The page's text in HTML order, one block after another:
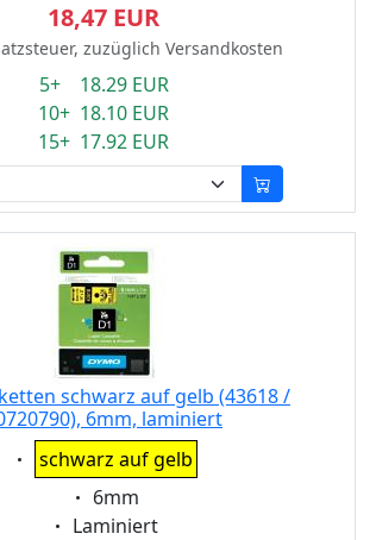
18,47 EUR
zuzüglich Versandkosten
5+ 18.29 EUR
10+ 18.10 EUR
15+ 17.92 EUR
schwarz auf gelb (43618 /
6mm, laminiert
Eigenschaft:
schwarz auf gelb
Eigenschaft:
6mm
Eigenschaft:
Laminiert